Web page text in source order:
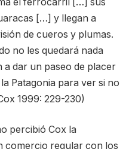
[…] y llegan a
de cueros y plumas.
no les quedará nada
a dar un paseo de placer
Patagonia para ver si no
1999: 229-230)
percibió Cox la
comercio regular con los